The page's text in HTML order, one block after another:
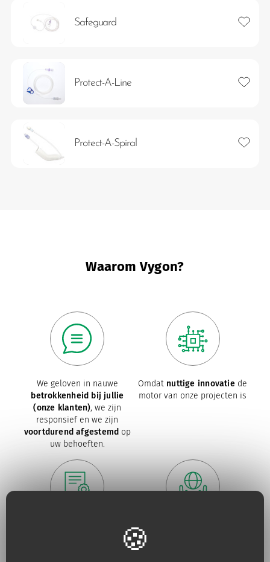
Safeguard
Protect-A-Line
Protect-A-Spiral
Waarom Vygon?
We geloven in nauwe
betrokkenheid bij jullie
(onze klanten), we zijn
responsief en we zijn
voortdurend afgestemd op
uw behoeften.
Omdat nuttige innovatiede
motor van onze projecten is
voor ons
Omdat we onze inspanningen
voor de